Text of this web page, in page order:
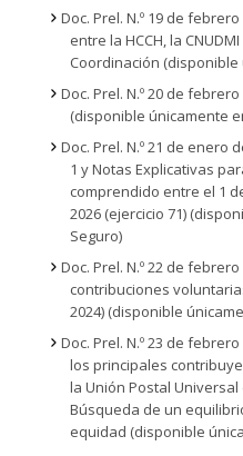
Doc. Prel. N.º 19 de
entre la HCCH, la
Coordinación
Doc. Prel. N.º 20 de
(disponible únicamente
Doc. Prel. N.º 21 de enero
1 y Notas Explicativas
comprendido entre el 1
2026 (ejercicio 71)
Seguro)
Doc. Prel. N.º 22 de
contribuciones
2024) (disponible
Doc. Prel. N.º 23 de
los principales
la Unión Postal Universal
Búsqueda de un
equidad (disponible